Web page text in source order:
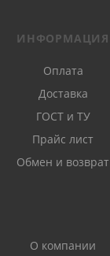
ИНФОРМАЦИЯ
Оплата
Доставка
ГОСТ и ТУ
Прайс лист
Обмен и возврат
О компании